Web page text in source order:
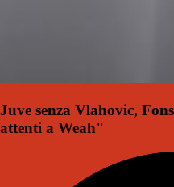
Juve senza Vlahovic,
attenti a Weah"